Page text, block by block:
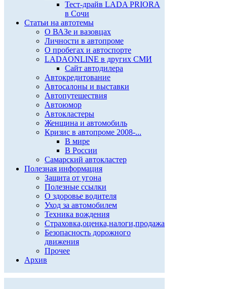
Тест-драйв LADA PRIORA
в Сочи
Статьи на автотемы
О ВАЗе и вазовцах
Личности в автопроме
О пробегах и автоспорте
LADAONLINE в других СМИ
Сайт автодилера
Автокредитование
Автосалоны и выставки
Автопутешествия
Автоюмор
Автокластеры
Женщина и автомобиль
Кризис в автопроме 2008-...
В мире
В России
Самарский автокластер
Полезная информация
Защита от угона
Полезные ссылки
О здоровье водителя
Уход за автомобилем
Техника вождения
Страховка,оценка,налоги,продажа
Безопасность дорожного
движения
Прочее
Архив